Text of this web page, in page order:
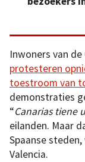
Inwoners van de
protesteren
toestroom van
demonstraties
“Canarias tiene
eilanden. Maar
Spaanse
Valencia.